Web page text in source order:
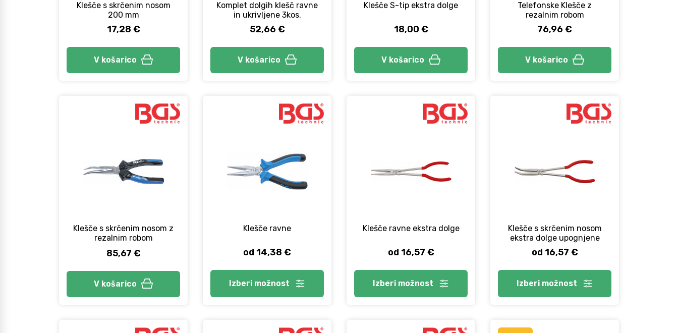
Klešče s skrčenim nosom
200 mm
17,28 €
V košarico
Komplet dolgih klešč ravne
in ukrivljene 3kos.
52,66 €
V košarico
Klešče S-tip ekstra dolge
18,00 €
V košarico
Telefonske Klešče z
rezalnim robom
76,96 €
V košarico
Klešče s skrčenim nosom z
rezalnim robom
85,67 €
V košarico
Klešče ravne
od 14,38 €
Izberi možnost
Klešče ravne ekstra dolge
od 16,57 €
Izberi možnost
Klešče s skrčenim nosom
ekstra dolge upognjene
od 16,57 €
Izberi možnost